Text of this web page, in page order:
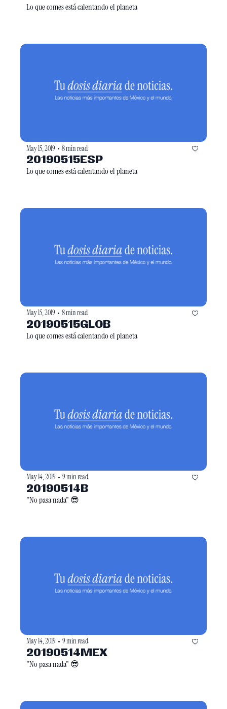
Lo que comes está calentando el planeta
May 15, 2019 • 8 min read
20190515ESP
Lo que comes está calentando el planeta
May 15, 2019 • 8 min read
20190515GLOB
Lo que comes está calentando el planeta
May 14, 2019 • 9 min read
20190514B
"No pasa nada" 😎
May 14, 2019 • 9 min read
20190514MEX
"No pasa nada" 😎